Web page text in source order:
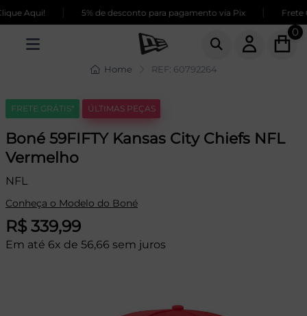
Aqui! 5% de desconto para pagamento via Pix Frete
0
Home REF: 60792264
FRETE GRÁTIS* ÚLTIMAS PEÇAS
Boné 59FIFTY Kansas City Chiefs NFL
Vermelho
NFL
Conheça o Modelo do Boné
R$ 339,99
Em até 6x de 56,66 sem juros